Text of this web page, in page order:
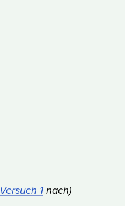
Versuch 1nach)